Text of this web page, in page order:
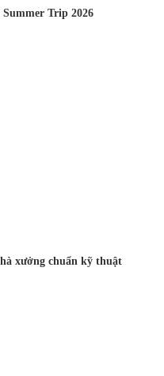
Trip 2026
xưởng chuẩn kỹ thuật